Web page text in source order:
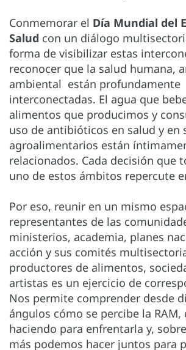
Conmemorar el Día Mundial del
Salud con un diálogo
forma de visibilizar estas
reconocer que la salud humana,
ambiental están profundamente
interconectadas. El agua que
alimentos que producimos y
uso de antibióticos en salud y en
agroalimentarios están
relacionados. Cada decisión que
uno de estos ámbitos repercute
Por eso, reunir en un mismo
representantes de las
ministerios, academia, planes
acción y sus comités
productores de alimentos,
artistas es un ejercicio de
Nos permite comprender desde
ángulos cómo se percibe la RAM,
haciendo para enfrentarla y,
más podemos hacer juntos para